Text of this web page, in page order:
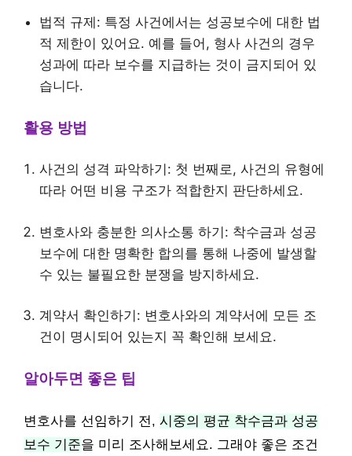
법적 규제: 특정 사건에서는 성공보수에 대한 법
적 제한이 있어요. 예를 들어, 형사 사건의 경우
성과에 따라 보수를 지급하는 것이 금지되어 있
습니다.
활용 방법
사건의 성격 파악하기: 첫 번째로, 사건의 유형에
따라 어떤 비용 구조가 적합한지 판단하세요.
변호사와 충분한 의사소통 하기: 착수금과 성공
보수에 대한 명확한 합의를 통해 나중에 발생할
수 있는 불필요한 분쟁을 방지하세요.
계약서 확인하기: 변호사와의 계약서에 모든 조
건이 명시되어 있는지 꼭 확인해 보세요.
알아두면 좋은 팁
변호사를 선임하기 전, 시중의 평균 착수금과 성공
보수 기준을 미리 조사해보세요. 그래야 좋은 조건